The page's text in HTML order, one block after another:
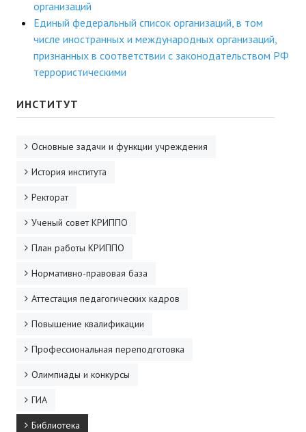
организаций
Единый федеральный список организаций, в том
числе иностранных и международных организаций,
признанных в соответствии с законодательством РФ
террористическими
ИНСТИТУТ
Основные задачи и функции учреждения
История института
Ректорат
Ученый совет КРИППО
План работы КРИППО
Нормативно-правовая база
Аттестация педагогических кадров
Повышение квалификации
Профессиональная переподготовка
Олимпиады и конкурсы
ГИА
Библиотека